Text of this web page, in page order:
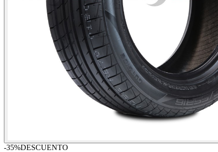
-35%DESCUENTO